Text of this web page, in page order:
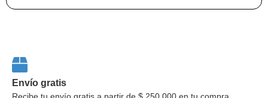
Envío gratis
Recibe tu envío gratis a partir de $ 250.000 en tu compra